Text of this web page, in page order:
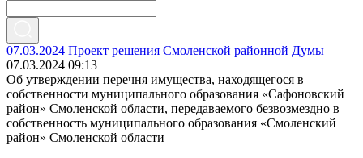
07.03.2024 Проект решения Смоленской районной Думы
07.03.2024 09:13
Об утверждении перечня имущества, находящегося в
собственности муниципального образования «Сафоновский
район» Смоленской области, передаваемого безвозмездно в
собственность муниципального образования «Смоленский
район» Смоленской области